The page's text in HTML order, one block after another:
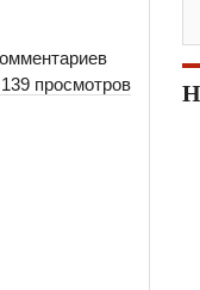
просмотров